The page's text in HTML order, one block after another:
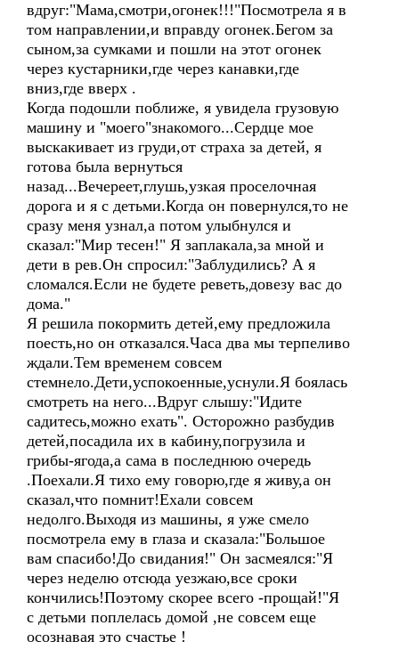
вдруг:"Мама,смотри,огонек!!!"Посмотрела я в
том направлении,и вправду огонек.Бегом за
сыном,за сумками и пошли на этот огонек
через кустарники,где через канавки,где
вниз,где вверх .
Когда подошли поближе, я увидела грузовую
машину и "моего"знакомого...Сердце мое
выскакивает из груди,от страха за детей, я
готова была вернуться
назад...Вечереет,глушь,узкая проселочная
дорога и я с детьми.Когда он повернулся,то не
сразу меня узнал,а потом улыбнулся и
сказал:"Мир тесен!" Я заплакала,за мной и
дети в рев.Он спросил:"Заблудились? А я
сломался.Если не будете реветь,довезу вас до
дома."
Я решила покормить детей,ему предложила
поесть,но он отказался.Часа два мы терпеливо
ждали.Тем временем совсем
стемнело.Дети,успокоенные,уснули.Я боялась
смотреть на него...Вдруг слышу:"Идите
садитесь,можно ехать". Осторожно разбудив
детей,посадила их в кабину,погрузила и
грибы-ягода,а сама в последнюю очередь
.Поехали.Я тихо ему говорю,где я живу,а он
сказал,что помнит!Ехали совсем
недолго.Выходя из машины, я уже смело
посмотрела ему в глаза и сказала:"Большое
вам спасибо!До свидания!" Он засмеялся:"Я
через неделю отсюда уезжаю,все сроки
кончились!Поэтому скорее всего -прощай!"Я
с детьми поплелась домой ,не совсем еще
осознавая это счастье !